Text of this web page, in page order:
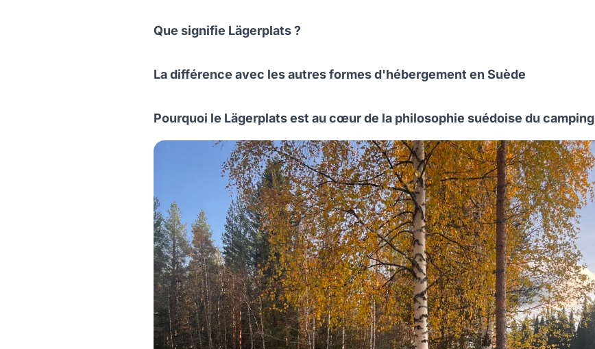
Que signifie Lägerplats ?
La différence avec les autres formes d'hébergement en Suède
Pourquoi le Lägerplats est au cœur de la philosophie suédoise du camping